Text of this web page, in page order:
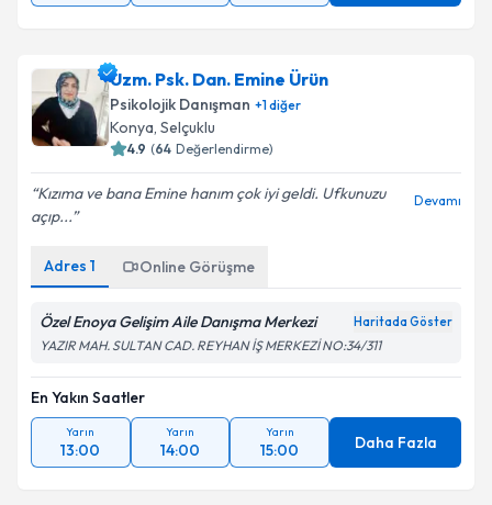
Uzm. Psk. Dan. Emine Ürün
Psikolojik Danışman +1diğer
Konya, Selçuklu
4.9 (64 Değerlendirme)
Kızıma ve bana Emine hanım çok iyi geldi. Ufkunuzu
açıp...
Devamı
Adres 1 Online Görüşme
Özel Enoya Gelişim Aile Danışma Merkezi Haritada Göster
YAZIR MAH. SULTAN CAD. REYHAN İŞ MERKEZİ NO:34/311
En Yakın Saatler
Yarın
13:00
Yarın
14:00
Yarın
15:00 Daha Fazla